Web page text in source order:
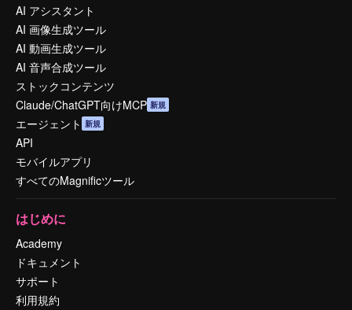
AI アシスタント
AI 画像生成ツール
AI 動画生成ツール
AI 音声合成ツール
ストックコンテンツ
Claude/ChatGPT向けMCP 新規
エージェント 新規
API
モバイルアプリ
すべてのMagnificツール
はじめに
Academy
ドキュメント
サポート
利用規約